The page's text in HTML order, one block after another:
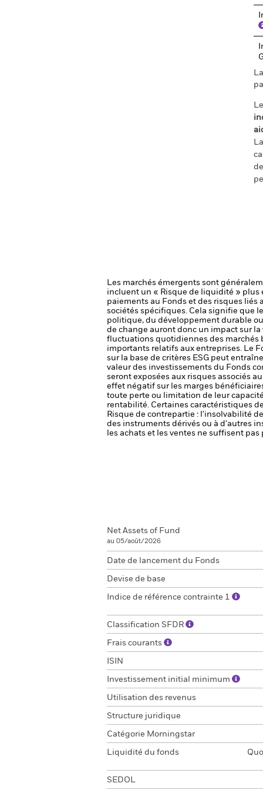
Les marchés émergents sont
incluent un « Risque de liquidité » plus
paiements au Fonds et des risques liés
sociétés spécifiques. Cela signifie que
politique, du développement durable
de change auront donc un impact sur
fluctuations quotidiennes des marchés
importants relatifs aux entreprises. Le
sur la base de critères ESG peut
valeur des investissements du Fonds
seront exposées aux risques associés
effet négatif sur les marges
toute perte ou limitation de leur
rentabilité. Certaines caractéristiques
Risque de contrepartie : l'insolvabilité
des instruments dérivés ou à d'autres
les achats et les ventes ne suffisent
Net Assets of Fund
au 05/août/2026
Date de lancement du Fonds
Devise de base
Indice de référence contrainte 1
Classification SFDR
Frais courants
ISIN
Investissement initial minimum
Utilisation des revenus
Structure juridique
Catégorie Morningstar
Liquidité du fonds
SEDOL